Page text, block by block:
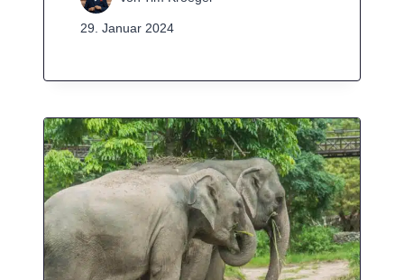
29. Januar 2024